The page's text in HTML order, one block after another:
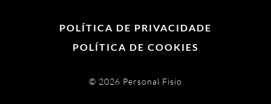
POLÍTICA DE PRIVACIDADE
POLÍTICA DE COOKIES
© 2026 Personal Fisio